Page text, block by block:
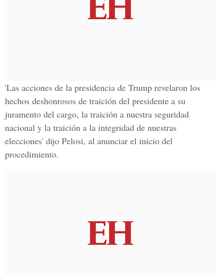
'Las acciones de la presidencia de Trump revelaron los
hechos deshonrosos de traición del presidente a su
juramento del cargo, la traición a nuestra seguridad
nacional y la traición a la integridad de nuestras
elecciones' dijo Pelosi, al anunciar el inicio del
procedimiento.